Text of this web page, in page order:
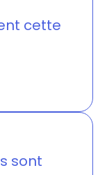
cette
sont